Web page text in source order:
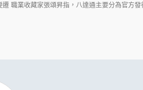
職業收藏家張頌昇指，八達通主要分為官方